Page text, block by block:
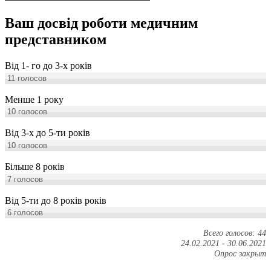
Ваш досвід роботи медичним
представником
Від 1- го до 3-х років
11 голосов
Менше 1 року
10 голосов
Від 3-х до 5-ти років
10 голосов
Більше 8 років
7 голосов
Від 5-ти до 8 років років
6 голосов
Всего голосов: 44
24.02.2021 - 30.06.2021
Опрос закрыт